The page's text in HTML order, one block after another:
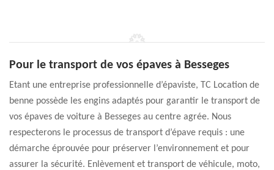
Pour le transport de vos épaves à Besseges
Etant une entreprise professionnelle d’épaviste, TC Location de
benne possède les engins adaptés pour garantir le transport de
vos épaves de voiture à Besseges au centre agrée. Nous
respecterons le processus de transport d’épave requis : une
démarche éprouvée pour préserver l’environnement et pour
assurer la sécurité. Enlèvement et transport de véhicule, moto,